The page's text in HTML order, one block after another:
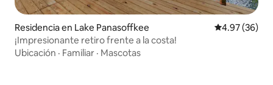
Residencia en Lake Panasoffkee Calificación
4.97 (36)
¡Impresionante retiro frente a la costa!
Ubicación · Familiar · Mascotas